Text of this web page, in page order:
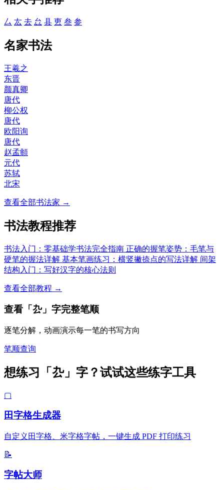
厶 厷 去 厽 县 叀 叁 参
名家书法
王羲之
东晋
颜真卿
唐代
柳公权
唐代
欧阳询
唐代
赵孟頫
元代
苏轼
北宋
查看全部书法家 →
书法教程推荐
书法入门：零基础学书法完全指南 正确的握笔姿势：毛笔与
硬笔的握法详解 基本笔画练习：横竖撇捺点的写法详解 间架
结构入门：写好汉字的核心法则
查看全部教程 →
查看「厹」字完整笔顺
逐笔分解，动画演示每一笔的书写方向
笔顺查询
想练习「厹」字？试试这些练字工具
▢
田字格生成器
自定义田字格、米字格字帖，一键生成 PDF 打印练习
📝
字帖大师